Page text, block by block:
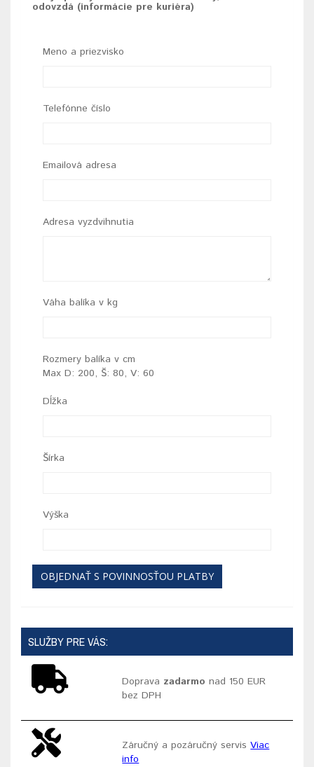
odovzdá (informácie pre kuriéra)
Meno a priezvisko
Telefónne číslo
Emailová adresa
Adresa vyzdvihnutia
Váha balíka v kg
Rozmery balíka v cm
Max D: 200, Š: 80, V: 60
Dĺžka
Šírka
Výška
OBJEDNAŤ S POVINNOSŤOU PLATBY
SLUŽBY PRE VÁS:
Doprava zadarmo nad 150 EUR
bez DPH
Záručný a pozáručný servisViac
info